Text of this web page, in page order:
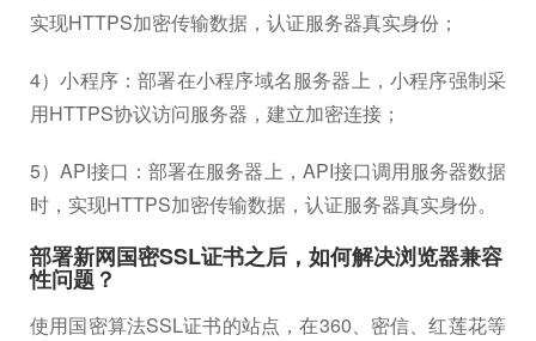
实现HTTPS加密传输数据，认证服务器真实身份；
4）小程序：部署在小程序域名服务器上，小程序强制采
用HTTPS协议访问服务器，建立加密连接；
5）API接口：部署在服务器上，API接口调用服务器数据
时，实现HTTPS加密传输数据，认证服务器真实身份。
部署新网国密SSL证书之后，如何解决浏览器兼容
性问题？
使用国密算法SSL证书的站点，在360、密信、红莲花等